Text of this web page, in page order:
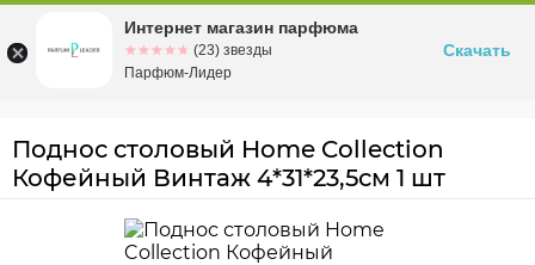
Омскул. Заозерная, 11, к. 1
Поднос столовый Home Collection
Кофейный Винтаж 4*31*23,5см 1 шт
Интернет магазин парфюма
☆☆☆☆☆
★★★★★ (23) звезды
Парфюм-Лидер
Скачать